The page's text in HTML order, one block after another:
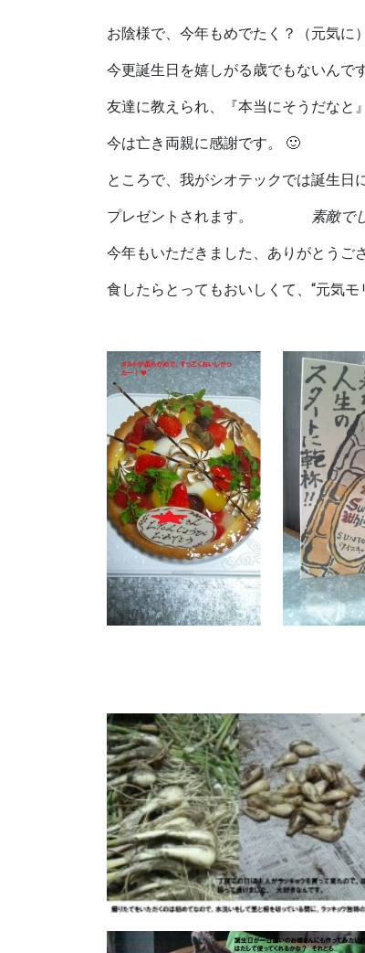
お陰様で、今年もめでたく？（元気に
今更誕生日を嬉しがる歳でもないんで
友達に教えられ、『本当にそうだなと
今は亡き両親に感謝です。 🙂
ところで、我がシオテックでは誕生日
プレゼントされます。 素敵
今年もいただきました、ありがとうご
食したらとってもおいしくて、 “元気
ｍ